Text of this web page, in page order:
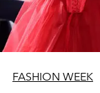
FASHION WEEK